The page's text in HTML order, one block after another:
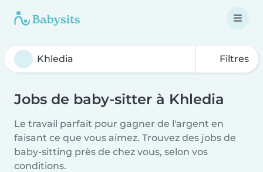
Filtres
Jobs de baby-sitter à Khledia
Le travail parfait pour gagner de l'argent en
faisant ce que vous aimez. Trouvez des jobs de
baby-sitting près de chez vous, selon vos
conditions.